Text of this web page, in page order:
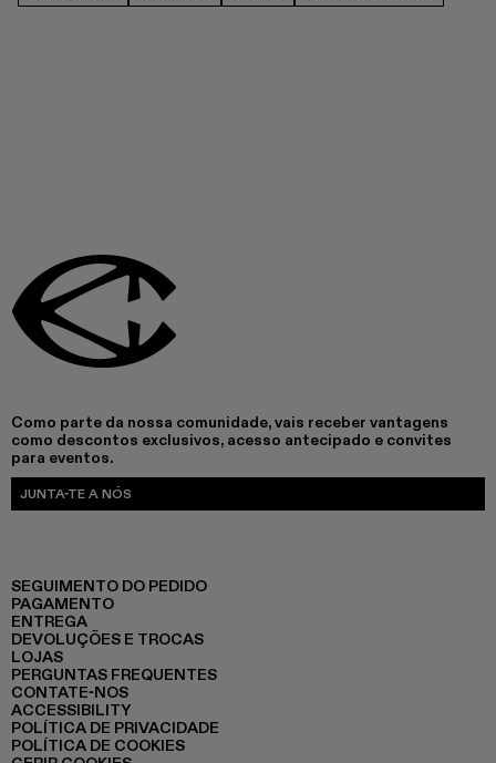
Como parte da nossa comunidade, vais receber vantagens
como descontos exclusivos, acesso antecipado e convites
para eventos.
JUNTA-TE A NÓS
SEGUIMENTO DO PEDIDO
PAGAMENTO
ENTREGA
DEVOLUÇÕES E TROCAS
LOJAS
PERGUNTAS FREQUENTES
CONTATE-NOS
ACCESSIBILITY
POLÍTICA DE PRIVACIDADE
POLÍTICA DE COOKIES